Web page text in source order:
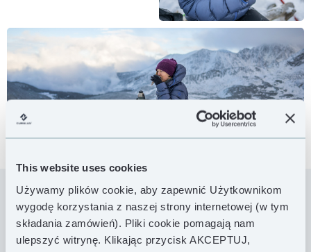
This website uses cookies
Używamy plików cookie, aby zapewnić Użytkownikom
wygodę korzystania z naszej strony internetowej (w tym
składania zamówień). Pliki cookie pomagają nam
ulepszyć witrynę. Klikając przycisk AKCEPTUJ,
Bardzo lekka i minimalistyczna w swojej konstrukcji:
Mountlite to zimowa kurtka puchowa, która zapewni